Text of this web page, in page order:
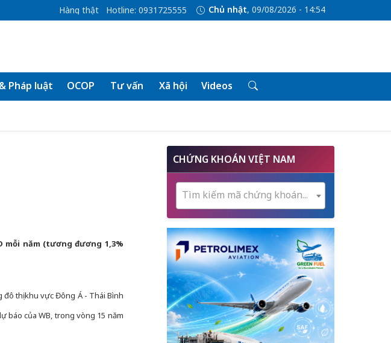
Hàng thật Hotline: 0931725555 Chủ nhật, 09/08/2026 - 14:54
Pháp luật OCOP Tư vấn Xã hội Videos
mỗi năm (tương đương 1,3%
thị khu vực Đông Á - Thái Bình
báo của WB, trong vòng 15 năm
CHỨNG KHOÁN VIỆT NAM
Tìm kiếm mã chứng khoán...